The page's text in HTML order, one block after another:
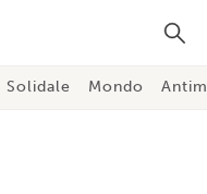
Solidale Mondo